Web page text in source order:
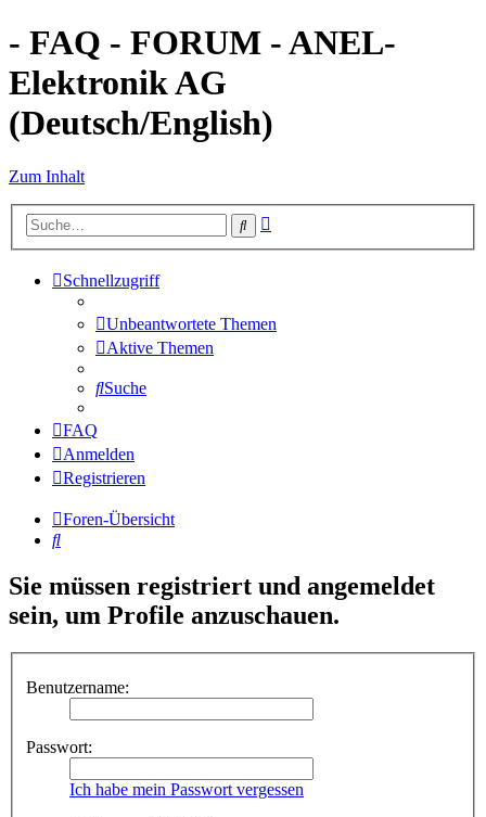
- FAQ - FORUM - ANEL-
Elektronik AG
(Deutsch/English)
Zum Inhalt
Suche
Schnellzugriff
Unbeantwortete Themen
Aktive Themen
Suche
FAQ
Anmelden
Registrieren
Foren-Übersicht
Suche
Sie müssen registriert und angemeldet
sein, um Profile anzuschauen.
Benutzername:
Passwort:
Ich habe mein Passwort vergessen